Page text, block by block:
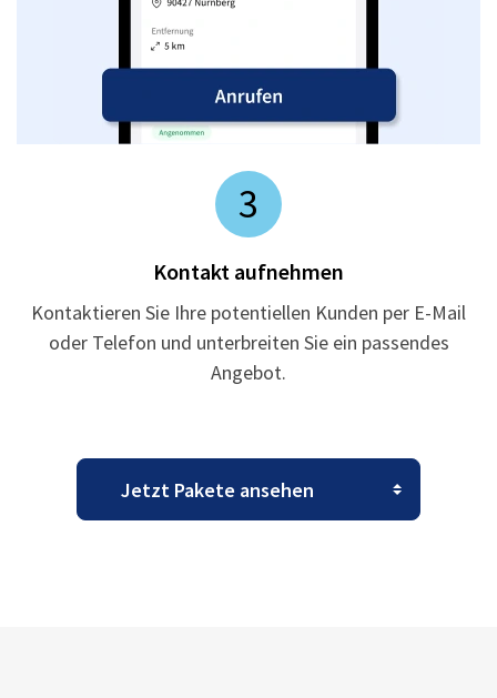
3
Kontakt aufnehmen
Kontaktieren Sie Ihre potentiellen Kunden per E-Mail
oder Telefon und unterbreiten Sie ein passendes
Angebot.